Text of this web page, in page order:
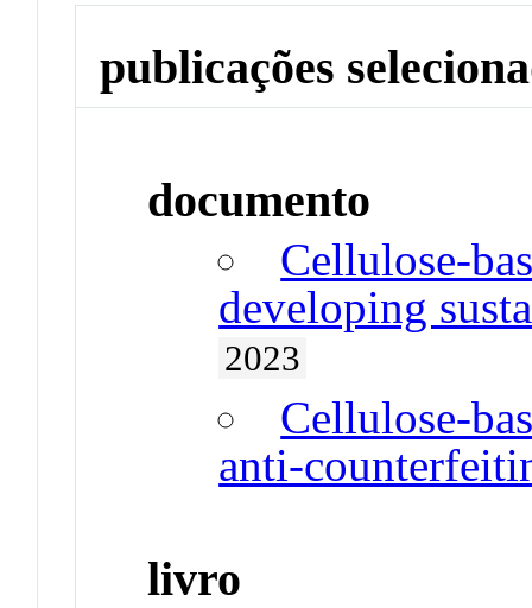
publicações
documento
Cellulose-
developing
2023
Cellulose-
anti-
livro